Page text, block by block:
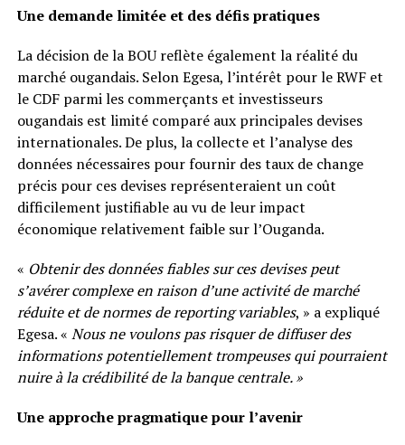
Une demande limitée et des défis pratiques
La décision de la BOU reflète également la réalité du
marché ougandais. Selon Egesa, l’intérêt pour le RWF et
le CDF parmi les commerçants et investisseurs
ougandais est limité comparé aux principales devises
internationales. De plus, la collecte et l’analyse des
données nécessaires pour fournir des taux de change
précis pour ces devises représenteraient un coût
difficilement justifiable au vu de leur impact
économique relativement faible sur l’Ouganda.
« Obtenir des données fiables sur ces devises peut
s’avérer complexe en raison d’une activité de marché
réduite et de normes de reporting variables, » a expliqué
Egesa. « Nous ne voulons pas risquer de diffuser des
informations potentiellement trompeuses qui pourraient
nuire à la crédibilité de la banque centrale. »
Une approche pragmatique pour l’avenir